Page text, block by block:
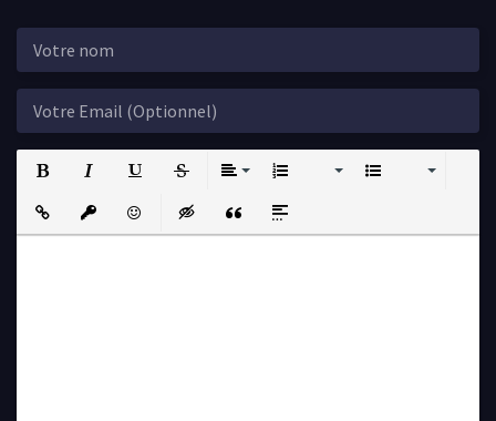
Insert LinkInsert protected link
EmoticonsInsert hidden text
Insert QuoteInsert spoiler